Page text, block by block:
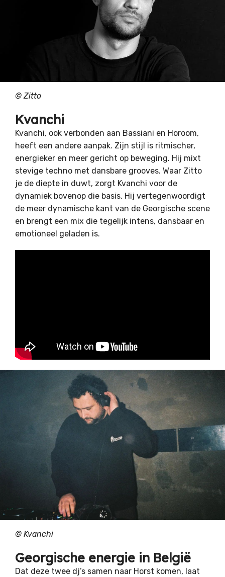
© Zitto
Kvanchi
Kvanchi, ook verbonden aan Bassiani en Horoom,
heeft een andere aanpak. Zijn stijl is ritmischer,
energieker en meer gericht op beweging. Hij mixt
stevige techno met dansbare grooves. Waar Zitto
je de diepte in duwt, zorgt Kvanchi voor de
dynamiek bovenop die basis. Hij vertegenwoordigt
de meer dynamische kant van de Georgische scene
en brengt een mix die tegelijk intens, dansbaar en
emotioneel geladen is.
© Kvanchi
Georgische energie in België
Dat deze twee dj’s samen naar Horst komen, laat